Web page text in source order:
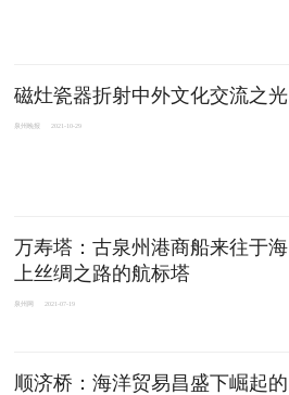
磁灶瓷器折射中外文化交流之光
泉州晚报 2021-10-29
万寿塔：古泉州港商船来往于海
上丝绸之路的航标塔
泉州网 2021-07-19
顺济桥：海洋贸易昌盛下崛起的